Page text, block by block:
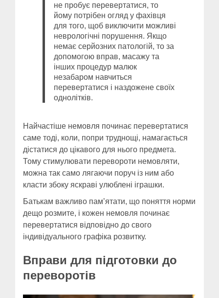
не пробує перевертатися, то
йому потрібен огляд у фахівця
для того, щоб виключити можливі
неврологічні порушення. Якщо
немає серйозних патологій, то за
допомогою вправ, масажу та
інших процедур малюк
незабаром навчиться
перевертатися і наздожене своїх
однолітків.
Найчастіше немовля починає перевертатися
саме тоді, коли, попри труднощі, намагається
дістатися до цікавого для нього предмета.
Тому стимулювати перевороти немовляти,
можна так само лягаючи поруч із ним або
класти збоку яскраві улюблені іграшки.
Батькам важливо пам’ятати, що поняття норми
дещо розмите, і кожен немовля починає
перевертатися відповідно до свого
індивідуального графіка розвитку.
Вправи для підготовки до
переворотів